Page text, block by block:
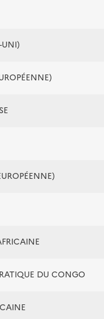
UNI)
DU CONGO